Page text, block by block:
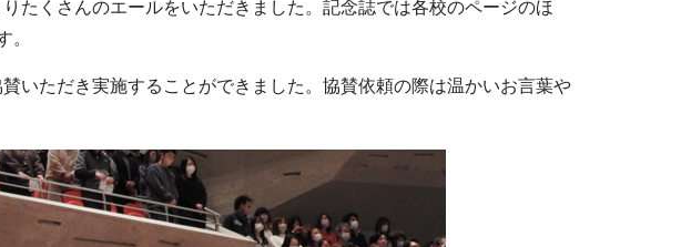
たくさんのエールをいただきました。記念誌では各校のページのほ
。
いただき実施することができました。協賛依頼の際は温かいお言葉や